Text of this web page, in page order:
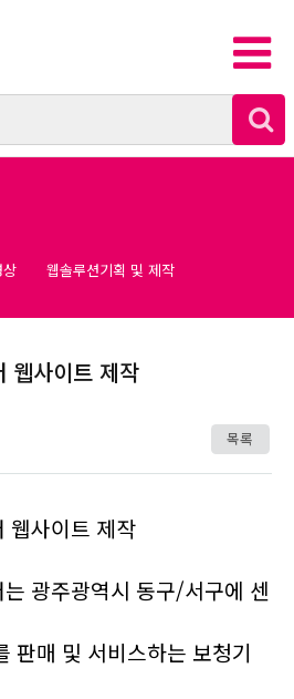
웹솔루션기획 및 제작
웹사이트 제작
목록
웹사이트 제작
광주광역시 동구/서구에 센
판매 및 서비스하는 보청기